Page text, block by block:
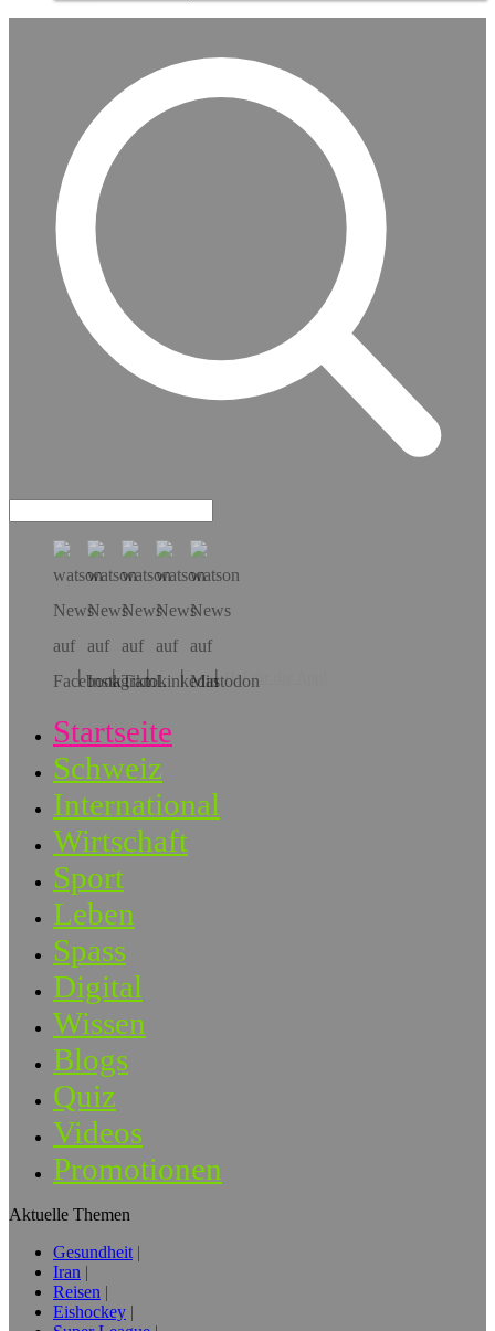
Hol dir die App!
Startseite
Schweiz
International
Wirtschaft
Sport
Leben
Spass
Digital
Wissen
Blogs
Quiz
Videos
Promotionen
Aktuelle Themen
Gesundheit
Iran
Reisen
Eishockey